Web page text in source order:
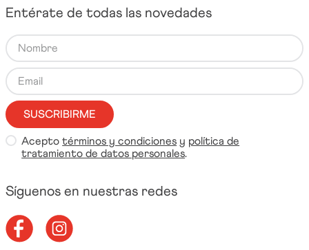
Entérate de todas las novedades
SUSCRIBIRME
Aceptotérminos y condiciones y política de
tratamiento de datos personales.
Síguenos en nuestras redes